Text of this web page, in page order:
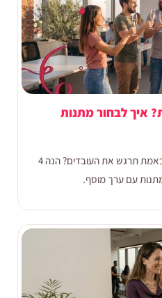
איך לבחור מתנות
איך לבחור מתנה לשבועות שבאמת תרגש את העובדים? הנה 4
למתנות עם ערך מוסף.